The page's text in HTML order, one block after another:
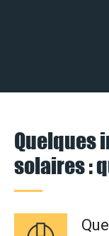
Quelques
solaires :